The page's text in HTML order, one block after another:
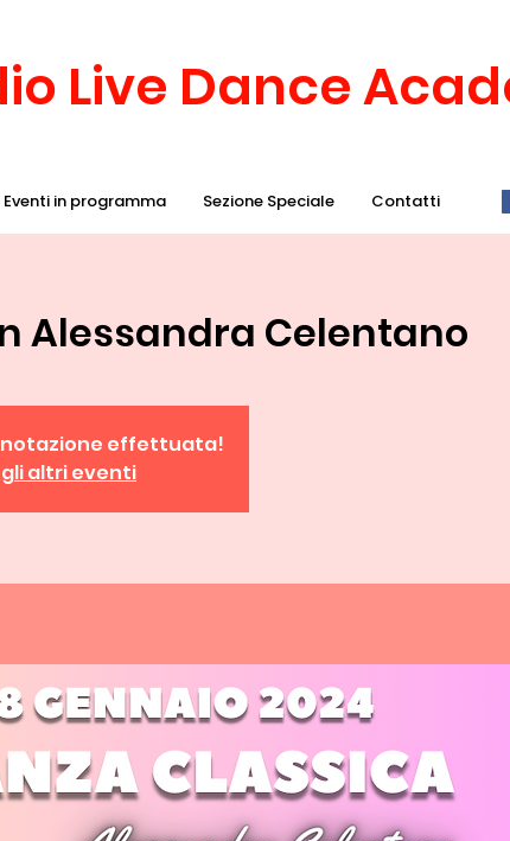
Live Dance
Eventi in programma Sezione Speciale Contatti
Alessandra Celentano
effettuata!
altri eventi